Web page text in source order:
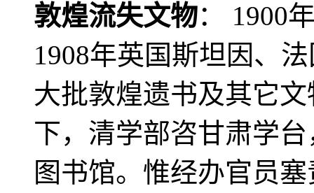
敦煌流失文物： 1900
1908年英国斯坦因、
大批敦煌遗书及其它
下，清学部咨甘肃学
图书馆。惟经办官员